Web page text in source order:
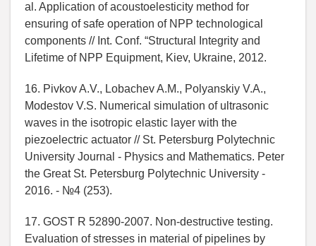
al. Application of acoustoelesticity method for
ensuring of safe operation of NPP technological
components // Int. Conf. “Structural Integrity and
Lifetime of NPP Equipment, Kiev, Ukraine, 2012.
16. Pivkov A.V., Lobachev A.M., Polyanskiy V.A.,
Modestov V.S. Numerical simulation of ultrasonic
waves in the isotropic elastic layer with the
piezoelectric actuator // St. Petersburg Polytechnic
University Journal - Physics and Mathematics. Peter
the Great St. Petersburg Polytechnic University -
2016. - №4 (253).
17. GOST R 52890-2007. Non-destructive testing.
Evaluation of stresses in material of pipelines by